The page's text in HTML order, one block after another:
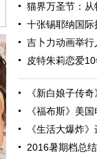
猫界万圣节：
十张锡耶纳国
吉卜力动画举
皮特朱莉恋爱
《新白娘子传
《福布斯》美
《生活大爆炸
2016暑期档总